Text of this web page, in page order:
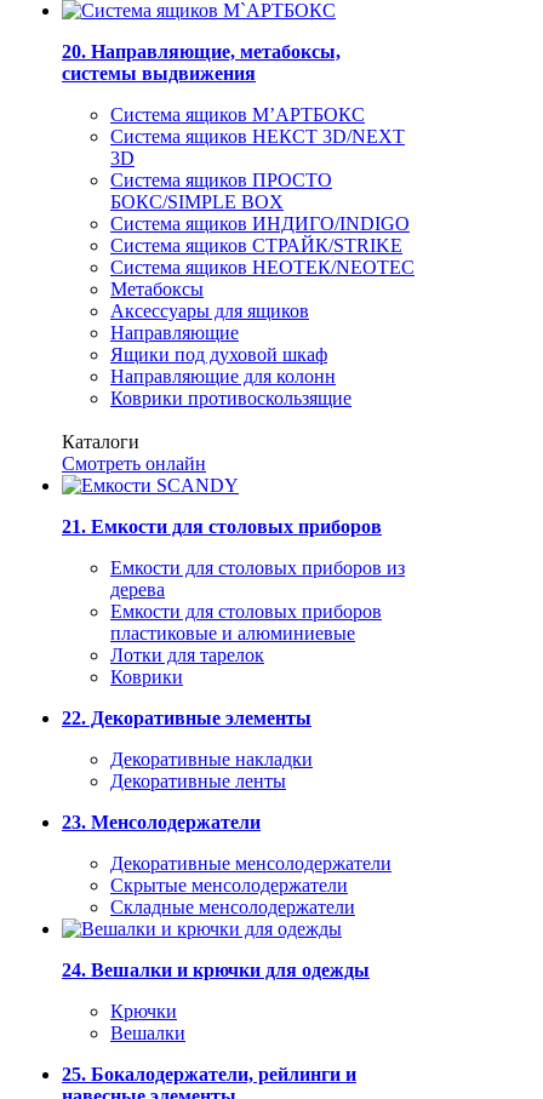
20. Направляющие, метабоксы,
системы выдвижения
Система ящиков М’АРТБОКС
Система ящиков НЕКСТ 3D/NEXT
3D
Система ящиков ПРОСТО
БОКС/SIMPLE BOX
Система ящиков ИНДИГО/INDIGO
Система ящиков СТРАЙК/STRIKE
Система ящиков НЕОТЕК/NEOTEC
Метабоксы
Аксессуары для ящиков
Направляющие
Ящики под духовой шкаф
Направляющие для колонн
Коврики противоскользящие
Каталоги
Смотреть онлайн
21. Емкости для столовых приборов
Емкости для столовых приборов из
дерева
Емкости для столовых приборов
пластиковые и алюминиевые
Лотки для тарелок
Коврики
22. Декоративные элементы
Декоративные накладки
Декоративные ленты
23. Менсолодержатели
Декоративные менсолодержатели
Скрытые менсолодержатели
Складные менсолодержатели
24. Вешалки и крючки для одежды
Крючки
Вешалки
25. Бокалодержатели, рейлинги и